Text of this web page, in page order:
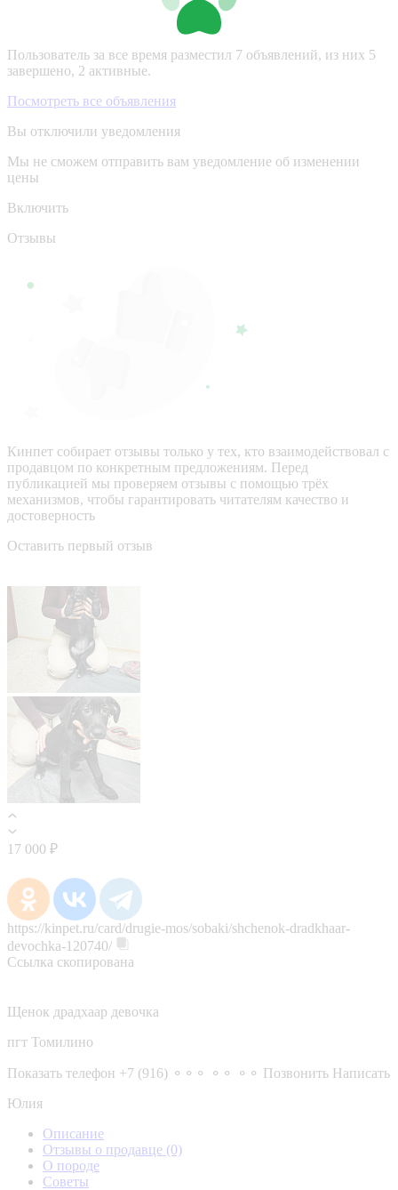
Пользователь за все время разместил 7 объявлений, из них 5
завершено, 2 активные.
Посмотреть все объявления
Вы отключили уведомления
Мы не сможем отправить вам уведомление об изменении
цены
Включить
Отзывы
Кинпет собирает отзывы только у тех, кто взаимодействовал с
продавцом по конкретным предложениям. Перед
публикацией мы проверяем отзывы с помощью трёх
механизмов, чтобы гарантировать читателям качество и
достоверность
Оставить первый отзыв
17 000 ₽
https://kinpet.ru/card/drugie-mos/sobaki/shchenok-dradkhaar-
devochka-120740/
Ссылка скопирована
Щенок драдхаар девочка
пгт Томилино
Показать телефон +7 (916) ⚬⚬⚬ ⚬⚬ ⚬⚬ Позвонить Написать
Юлия
Описание
Отзывы о продавце (0)
О породе
Советы